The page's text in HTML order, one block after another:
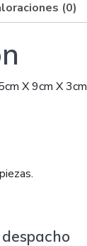
(0)
X 9cm X 3cm